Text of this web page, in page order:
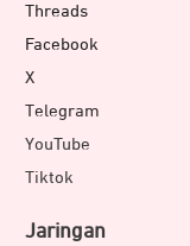
Threads
Facebook
X
Telegram
YouTube
Tiktok
Jaringan